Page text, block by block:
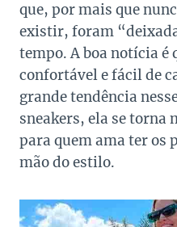
que, por mais que
existir, foram
tempo. A boa notícia é
confortável e fácil de
grande tendência
sneakers, ela se torna
para quem ama ter os
mão do estilo.